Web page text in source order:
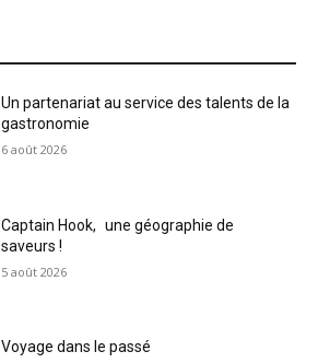
Un partenariat au service des talents de la
gastronomie
6 août 2026
Captain Hook, une géographie de
saveurs !
5 août 2026
Voyage dans le passé